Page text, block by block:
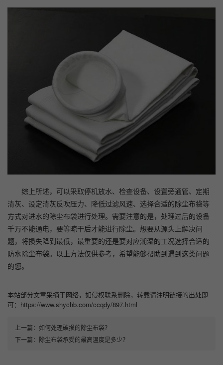
综上所述，可以采取停机放水、检查设备、设置旁通管、定期
清灰、设定清灰反吹压力、降低过滤风速、选择合适的除尘布袋等
方式对进水的除尘布袋进行处理。需要注意的是，处理过后的设备
千万不能通电，要等晾干后才能进行除尘。想要从源头上解决问
题，将损失降到最低，最重要的还是要对应潮湿的工况选择合适的
防水除尘布袋。以上方法仅供参考，希望能够帮助到遇到这类问题
的您。
本站部分文章采摘于网络，如侵权联系删除，转载请注明链接的出处即
可：https://www.shychb.com/ccqdy/897.html
上一篇： 如何处理破损的除尘布袋？
下一篇： 除尘布袋承受的最高温度是多少？